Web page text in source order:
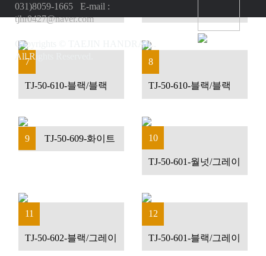
TJ-50-610-블랙/블랙
7
TJ-50-610-블랙/블랙
8
TJ-50-610-블랙/블랙
9 TJ-50-609-화이트 10
TJ-50-601-월넛/그레이
11
TJ-50-602-블랙/그레이
12
TJ-50-601-블랙/그레이
031)8059-1665 E-mail :
tjhr0427@naver.com
Copyrights © TAEJIN HANDRAIL.
All Rights Reserved.